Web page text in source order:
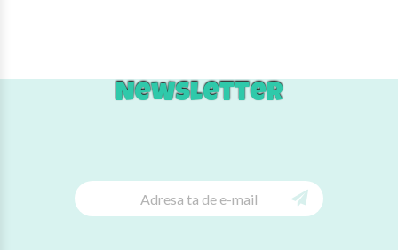
Newsletter